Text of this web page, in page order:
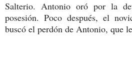
Salterio. Antonio oró por la
posesión. Poco después, el
buscó el perdón de Antonio, que